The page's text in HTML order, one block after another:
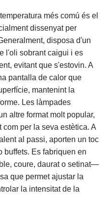
més comú és el
dissenyat per
disposa d'un
l'oli sobrant caigui i es
evitant que s'estovin. A
pantalla de calor que
mantenint la
Les làmpades
altre format molt popular,
per la seva estètica. A
al passi, aporten un toc
buffets. Es fabriquen en
coure, daurat o setinat—
que permet ajustar la
la intensitat de la